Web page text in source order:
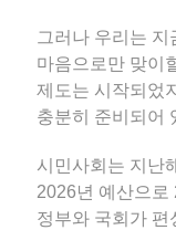
그러나 우리는 지
마음으로만 맞이
제도는 시작되었
충분히 준비되어
시민사회는 지난
2026년 예산으로
정부와 국회가 편